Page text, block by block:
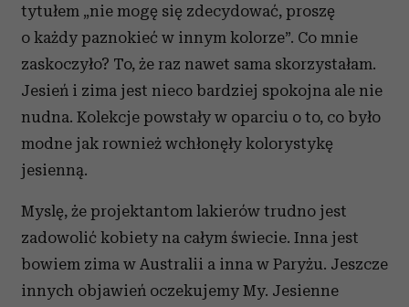
tytułem „nie mogę się zdecydować, proszę
o każdy paznokieć w innym kolorze”. Co mnie
zaskoczyło? To, że raz nawet sama skorzystałam.
Jesień i zima jest nieco bardziej spokojna ale nie
nudna. Kolekcje powstały w oparciu o to, co było
modne jak rownież wchłonęły kolorystykę
jesienną.
Myslę, że projektantom lakierów trudno jest
zadowolić kobiety na całym świecie. Inna jest
bowiem zima w Australii a inna w Paryżu. Jeszcze
innych objawień oczekujemy My. Jesienne